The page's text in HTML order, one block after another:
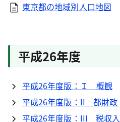
東京都の地域別人口地図
平成26年度
平成26年度版：Ｉ 概観
平成26年度版：II 都財政
平成26年度版：III 税収入